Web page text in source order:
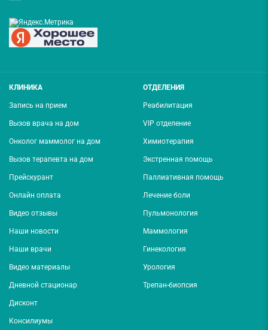
КЛИНИКА
Запись на прием
Вызов врача на дом
Онколог маммолог на дом
Вызов терапевта на дом
Прейскурант
Онлайн оплата
Видео отзывы
Наши новости
Наши врачи
Видео материалы
Дневной стационар
Дисконт
Консилиумы
ОТДЕЛЕНИЯ
Реабилитация
VIP отделение
Химиотерапия
Экстренная помощь
Паллиативная помощь
Лечение боли
Пульмонология
Маммология
Гинекология
Урология
Трепан-биопсия